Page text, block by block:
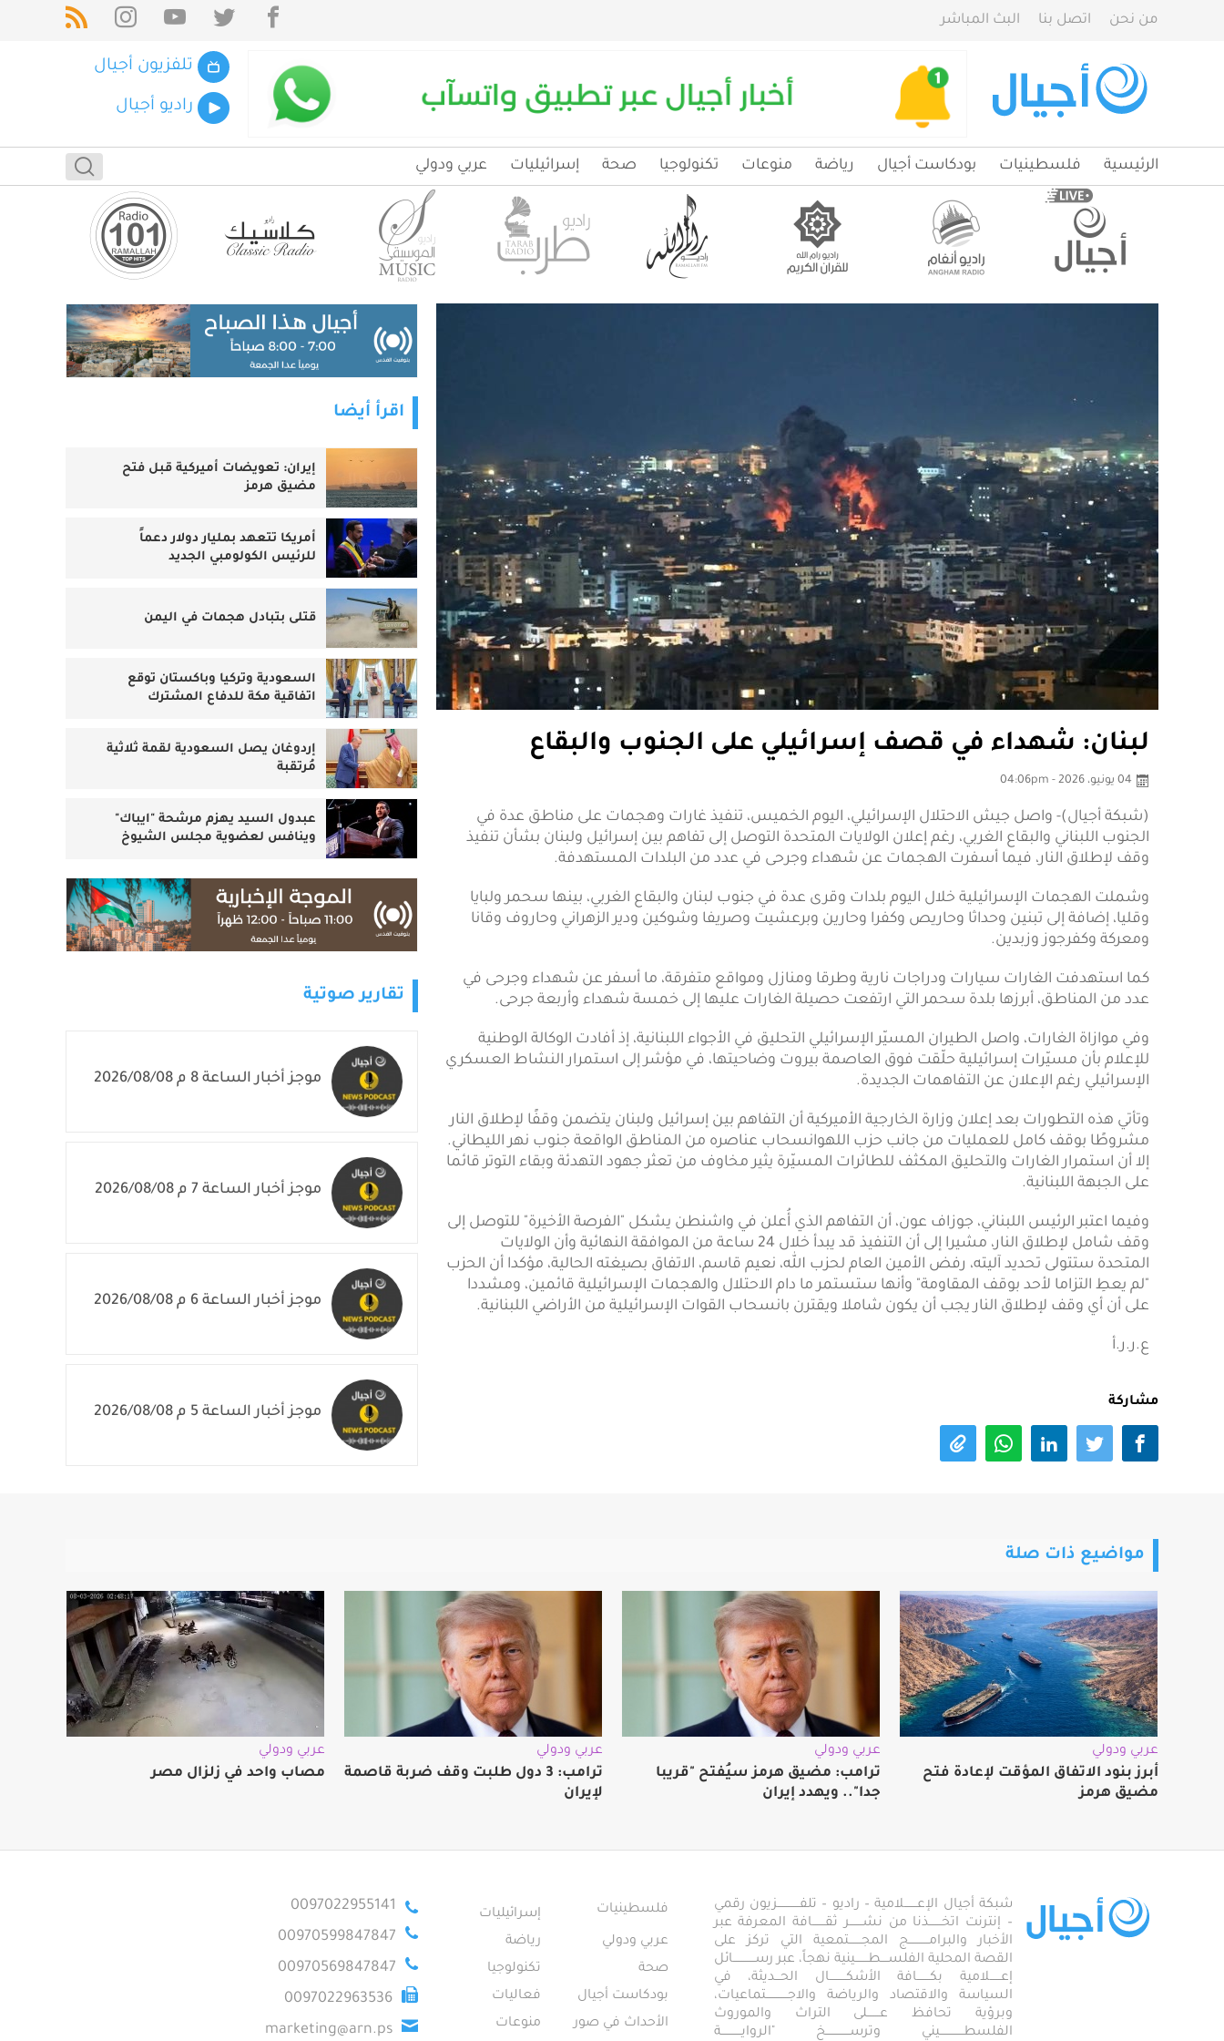
من نحن اتصل بنا البث المباشر
تلفزيون أجيال
راديو أجيال
الرئيسية فلسطينيات بودكاست أجيال رياضة منوعات تكنولوجيا صحة إسرائيليات عربي ودولي
لبنان: شهداء في قصف إسرائيلي على الجنوب والبقاع
04 يونيو، 2026 - 04:06pm
(شبكة أجيال)- واصل جيش الاحتلال الإسرائيلي، اليوم الخميس، تنفيذ غارات وهجمات على مناطق عدة في
الجنوب اللبناني والبقاع الغربي، رغم إعلان الولايات المتحدة التوصل إلى تفاهم بين إسرائيل ولبنان بشأن تنفيذ
وقف لإطلاق النار، فيما أسفرت الهجمات عن شهداء وجرحى في عدد من البلدات المستهدفة.
وشملت الهجمات الإسرائيلية خلال اليوم بلدات وقرى عدة في جنوب لبنان والبقاع الغربي، بينها سحمر ولبايا
وقليا، إضافة إلى تبنين وحداثا وحاريص وكفرا وحارين وبرعشيت وصريفا وشوكين ودير الزهراني وحاروف وقانا
ومعركة وكفرجوز وزبدين.
كما استهدفت الغارات سيارات ودراجات نارية وطرقا ومنازل ومواقع متفرقة، ما أسفر عن شهداء وجرحى في
عدد من المناطق، أبرزها بلدة سحمر التي ارتفعت حصيلة الغارات عليها إلى خمسة شهداء وأربعة جرحى.
وفي موازاة الغارات، واصل الطيران المسيّر الإسرائيلي التحليق في الأجواء اللبنانية، إذ أفادت الوكالة الوطنية
للإعلام بأن مسيّرات إسرائيلية حلّقت فوق العاصمة بيروت وضاحيتها، في مؤشر إلى استمرار النشاط العسكري
الإسرائيلي رغم الإعلان عن التفاهمات الجديدة.
وتأتي هذه التطورات بعد إعلان وزارة الخارجية الأميركية أن التفاهم بين إسرائيل ولبنان يتضمن وقفًا لإطلاق النار
مشروطًا بوقف كامل للعمليات من جانب حزب اللهوانسحاب عناصره من المناطق الواقعة جنوب نهر الليطاني.
إلا أن استمرار الغارات والتحليق المكثف للطائرات المسيّرة يثير مخاوف من تعثر جهود التهدئة وبقاء التوتر قائما
على الجبهة اللبنانية.
وفيما اعتبر الرئيس اللبناني، جوزاف عون، أن التفاهم الذي أُعلن في واشنطن يشكل "الفرصة الأخيرة" للتوصل إلى
وقف شامل لإطلاق النار، مشيرا إلى أن التنفيذ قد يبدأ خلال 24 ساعة من الموافقة النهائية وأن الولايات
المتحدة ستتولى تحديد آليته، رفض الأمين العام لحزب الله، نعيم قاسم، الاتفاق بصيغته الحالية، مؤكدا أن الحزب
"لم يعطِ التزاما لأحد بوقف المقاومة" وأنها ستستمر ما دام الاحتلال والهجمات الإسرائيلية قائمين، ومشددا
على أن أي وقف لإطلاق النار يجب أن يكون شاملا ويقترن بانسحاب القوات الإسرائيلية من الأراضي اللبنانية.
ع.ر.ر.أ
مشاركة
اقرأ أيضا
إيران: تعويضات أميركية قبل فتح
مضيق هرمز
أمريكا تتعهد بمليار دولار دعماً
للرئيس الكولومبي الجديد
قتلى بتبادل هجمات في اليمن
السعودية وتركيا وباكستان توقع
اتفاقية مكة للدفاع المشترك
إردوغان يصل السعودية لقمة ثلاثية
مُرتقبة
عبدول السيد يهزم مرشحة "ايباك"
وينافس لعضوية مجلس الشيوخ
تقارير صوتية
موجز أخبار الساعة 8 م 2026/08/08
موجز أخبار الساعة 7 م 2026/08/08
موجز أخبار الساعة 6 م 2026/08/08
موجز أخبار الساعة 5 م 2026/08/08
مواضيع ذات صلة
عربي ودولي
أبرز بنود الاتفاق المؤقت لإعادة فتح
مضيق هرمز
عربي ودولي
ترامب: مضيق هرمز سيُفتح "قريبا
جدا".. ويهدد إيران
عربي ودولي
ترامب: 3 دول طلبت وقف ضربة قاصمة
لإيران
عربي ودولي
مصاب واحد في زلزال مصر
شبكة أجيال الإعـــــــلامية – راديو – تلفــــــــــــزيون رقمي
– إنترنت اتخـــــــذنا من نشـــــــر ثقـــــــافة المعرفة عبر
الأخبار والبرامـــــــــــج المجـــــــتمعية التي تركز على
القصة المحلية الفلســــطـــــــينية نهجاً، عبر رســــــــــــائل
إعــــــلامية بكـــــــافة الأشكـــــــــال الحـــديثة، في
السياسة والاقتصاد والرياضة والاجــــــــــــتماعيات،
وبرؤية تحافظ عـــــــلى التراث والموروث
الفلسطـــــــــــــيني وترســـــــــــــخ "الروايـــــــــــة
فلسطينيات
إسرائيليات
عربي ودولي
رياضة
صحة
تكنولوجيا
بودكاست أجيال
فعاليات
الأحداث في صور
منوعات
0097022955141
00970599847847
00970569847847
0097022963536
marketing@arn.ps